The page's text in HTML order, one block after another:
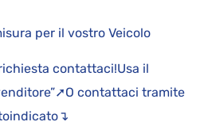
per il vostro Veicolo
contattaci!Usa il
contattaci tramite